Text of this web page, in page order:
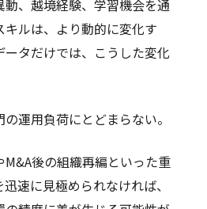
、越境経験、学習機会を通
キルは、より動的に変化す
タだけでは、こうした変化
運用負荷にとどまらない。
後の組織再編といった重
速に見極められなければ、